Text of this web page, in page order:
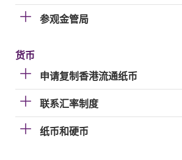
参观金管局
货币
申请复制香港流通纸币
联系汇率制度
纸币和硬币